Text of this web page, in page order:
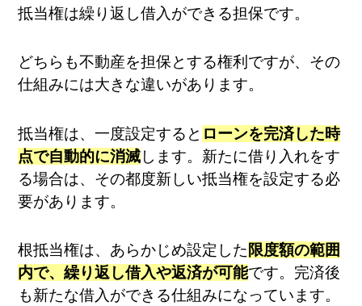
抵当権は繰り返し借入ができる担保です。
どちらも不動産を担保とする権利ですが、その
仕組みには大きな違いがあります。
抵当権は、一度設定すると ローンを完済した時
点で自動的に消滅します。新たに借り入れをす
る場合は、その都度新しい抵当権を設定する必
要があります。
根抵当権は、あらかじめ設定した 限度額の範囲
内で、繰り返し借入や返済が可能です。完済後
も新たな借入ができる仕組みになっています。